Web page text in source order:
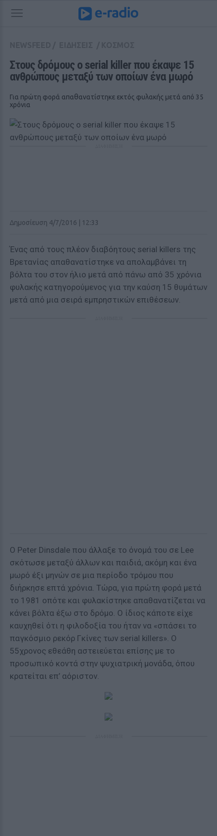
Στους δρόμους ο serial killer που έκαψε 15
ανθρώπους μεταξύ των οποίων ένα μωρό
Για πρώτη φορά απαθανατίστηκε εκτός φυλακής μετά από 35
χρόνια
Δημοσίευση 4/7/2016 | 12:33
Ένας από τους πλέον διαβόητους serial killers της
Βρετανίας απαθανατίστηκε να απολαμβάνει τη
βόλτα του στον ήλιο μετά από πάνω από 35 χρόνια
φυλακής κατηγορούμενος για την καύση 15 θυμάτων
μετά από μια σειρά εμπρηστικών επιθέσεων.
Ο Peter Dinsdale που άλλαξε το όνομά του σε Lee
σκότωσε μεταξύ άλλων και παιδιά, ακόμη και ένα
μωρό έξι μηνών σε μια περίοδο τρόμου που
διήρκησε επτά χρόνια. Τώρα, για πρώτη φορά μετά
το 1981 οπότε και φυλακίστηκε απαθανατίζεται να
κάνει βόλτα έξω στο δρόμο. Ο ίδιος κάποτε είχε
καυχηθεί ότι η φιλοδοξία του ήταν να «σπάσει το
παγκόσμιο ρεκόρ Γκίνες των serial killers». Ο
55χρονος εθεάθη αστειεύεται επίσης με το
προσωπικό κοντά στην ψυχιατρική μονάδα, όπου
κρατείται επ’ αόριστον.